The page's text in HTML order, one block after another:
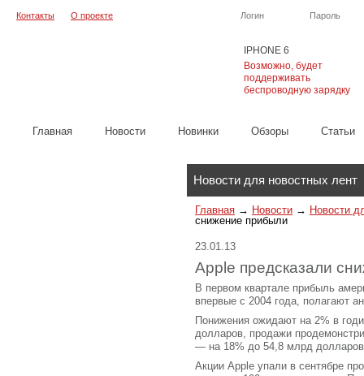
IPHONE 6
Возможно, будет
поддерживать
беспроводную зарядку
Логин Пароль
Контакты О проекте
Главная Новости Новинки Обзоры Cтатьи
Новости для новостных лент
Главная → Новости → Новости
снижение прибыли
23.01.13
Apple предсказали
В первом квартале прибыль
впервые с 2004 года, полагают
Понижения ожидают на 2% в
долларов, продажи
— на 18% до 54,8 млрд
Акции Apple упали в сентябре